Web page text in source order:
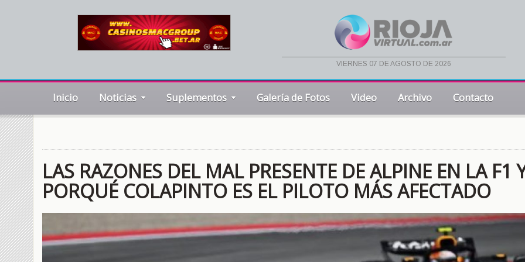
viernes 07 de agosto de 2026
Inicio Noticias Suplementos Galería de Fotos Video Archivo Contacto
LAS RAZONES DEL MAL PRESENTE DE ALPINE EN LA F1
PORQUÉ COLAPINTO ES EL PILOTO MÁS AFECTADO